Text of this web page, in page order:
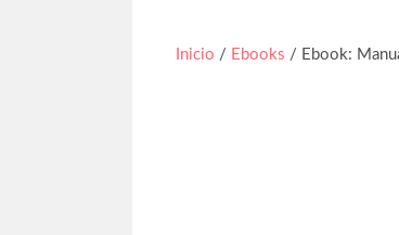
Inicio / Ebooks / Ebook: